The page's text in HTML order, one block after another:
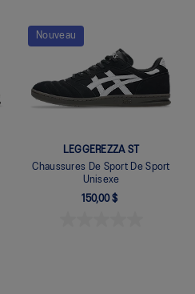
Nouveau
LEGGEREZZA ST
Chaussures De Sport De Sport
Unisexe
150,00 $